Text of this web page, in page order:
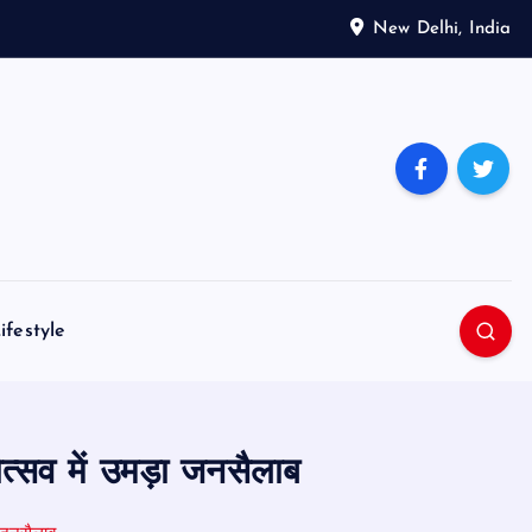
New Delhi, India
में उमड़ा जनसैलाब